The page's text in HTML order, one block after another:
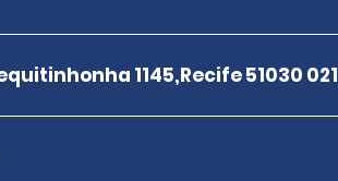
1145,Recife 51030 021